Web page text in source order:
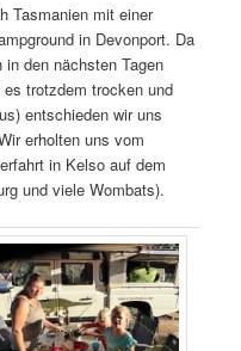
Tasmanien mit einer
in Devonport. Da
den nächsten Tagen
trotzdem trocken und
entschieden wir uns
erholten uns vom
in Kelso auf dem
und viele Wombats).